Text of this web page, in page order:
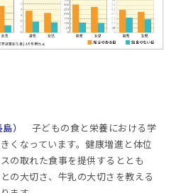
）
子どもの食と栄養における学
くなっています。健康増進と体位
の取れた食事を提供するととも
の大切さ、牛乳の大切さを教える